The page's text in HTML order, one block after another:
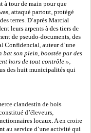
à tour de main pour que
attaqué partout, protégé
terres. D’après Marcial
leurs arpents à des tiers de
de pseudo-documents, des
Confidencial, auteur d’une
bat son plein, boostée par des
hors de tout contrôle »,
des huit municipalités qui
clandestin de bois
d’éleveurs,
locaux. A en croire
au service d’une activité qui